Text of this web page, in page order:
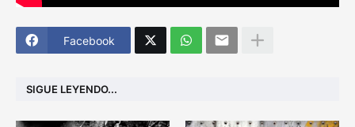
Facebook
SIGUE LEYENDO...